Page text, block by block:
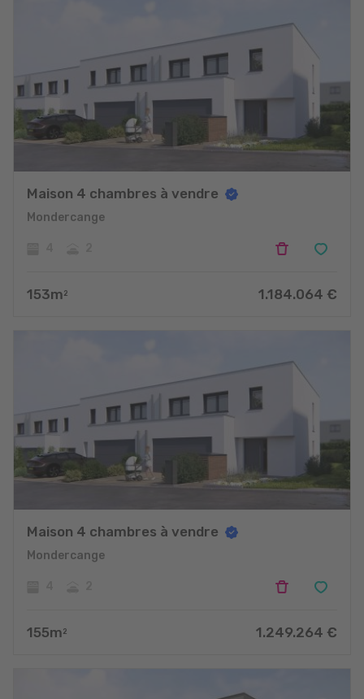
Maison 4 chambres à vendre
Mondercange
153m 2 1.184.064 €
Maison 4 chambres à vendre
Mondercange
155m 2 1.249.264 €